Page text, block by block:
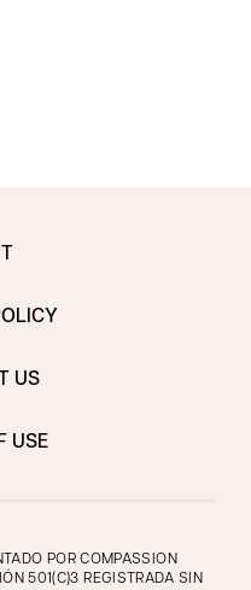
US
USE
POR COMPASSION
501(C)3 REGISTRADA SIN